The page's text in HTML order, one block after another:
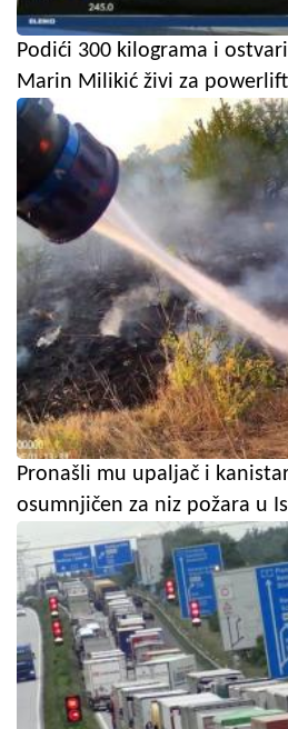
Podići 300 kilograma i
Marin Milikić živi za
Pronašli mu upaljač i
osumnjičen za niz požara u